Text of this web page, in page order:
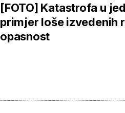
[FOTO] Katastrofa u
primjer loše izvedenih
opasnost